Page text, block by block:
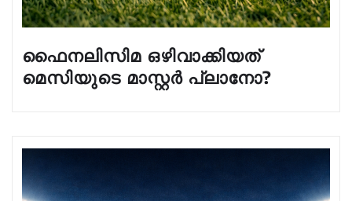
ഫൈനലിസിമ ഒഴിവാക്കിയത്
മെസിയുടെ മാസ്റ്റർ പ്ലാനോ?